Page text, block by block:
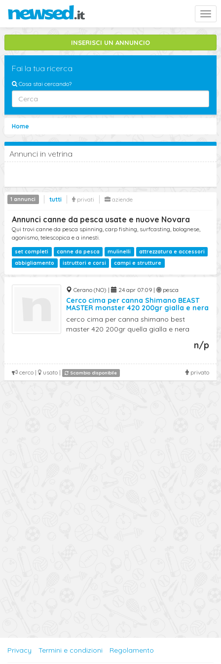
INSERISCI UN ANNUNCIO
Fai la tua ricerca
Cosa stai cercando?
Novara
pesca
Sottocategorie
cerca
Home
Annunci in vetrina
tutti privati aziende
1 annunci
Annunci canne da pesca usate e nuove Novara
Qui trovi canne da pesca spinning, carp fishing, surfcasting, bolognese,
agonismo, telescopica e a innesti.
set completi canne da pesca mulinelli
attrezzatura e accessori
abbigliamento
istruttori e corsi campi e strutture
Cerano (NO) | 24 apr 07:09 | pesca
Cerco cima per canna Shimano BEAST
MASTER monster 420 200gr gialla e nera
cerco cima per canna shimano best
master 420 200gr quella gialla e nera
n/p
privato
cerco | usato | Scambio disponibile
Privacy Termini e condizioni Regolamento